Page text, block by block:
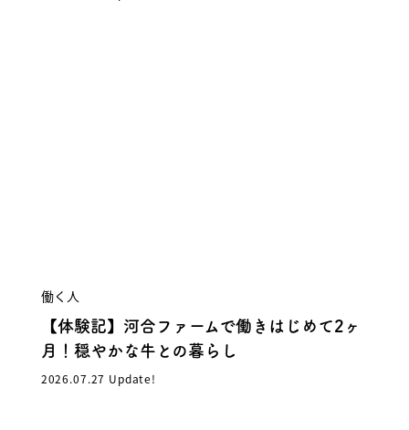
働く人
【体験記】河合ファームで働きはじめて2ヶ
月！穏やかな牛との暮らし
2026.07.27 Update!